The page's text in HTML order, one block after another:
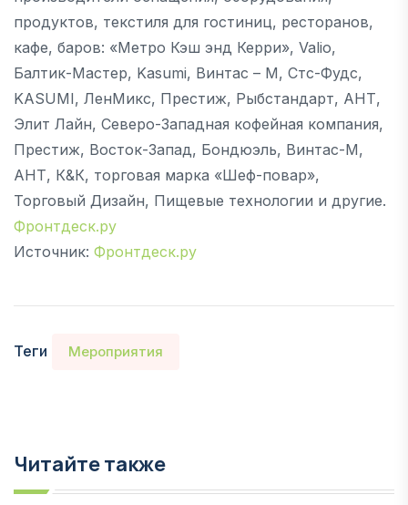
продуктов, текстиля для гостиниц, ресторанов,
кафе, баров: «Метро Кэш энд Керри», Valio,
Балтик-Мастер, Kasumi, Винтас – М, Стс-Фудс,
KASUMI, ЛенМикс, Престиж, Рыбстандарт, АНТ,
Элит Лайн, Северо-Западная кофейная компания,
Престиж, Восток-Запад, Бондюэль, Винтас-М,
АНТ, К&К, торговая марка «Шеф-повар»,
Торговый Дизайн, Пищевые технологии и другие.
Фронтдеск.ру
Источник: Фронтдеск.ру
Теги Мероприятия
Читайте также